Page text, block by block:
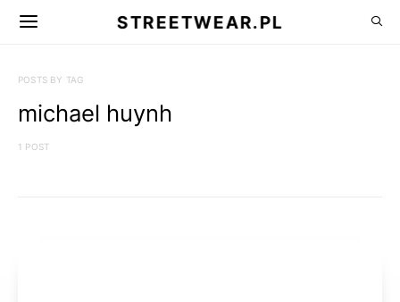
STREETWEAR.PL
POSTS BY TAG
michael huynh
1 POST